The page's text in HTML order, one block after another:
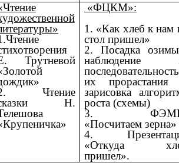
Трутневой
Чтение
Н.
«ФЦКМ»:
1. «Как хлеб к нам
стол пришел»
2. Посадка
наблюдение
их
зарисовка
роста (схемы)
3.
«Посчитаем зерна»
4.
«Откуда
пришел».